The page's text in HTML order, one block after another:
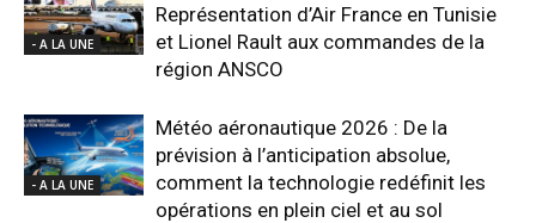
- A LA UNE
Représentation d’Air France en Tunisie
et Lionel Rault aux commandes de la
région ANSCO
- A LA UNE
Météo aéronautique 2026 : De la
prévision à l’anticipation absolue,
comment la technologie redéfinit les
opérations en plein ciel et au sol